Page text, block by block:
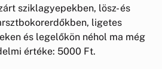
sziklagyepekben, lösz- és
ligetes
és legelőkön néhol ma még
értéke: 5000 Ft.